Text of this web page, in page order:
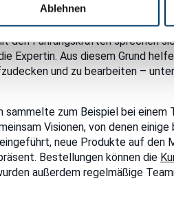
Ablehnen
Konflikte anzupacken?
Betriebe verschärfe,
den Führungskräften sprechen
Expertin. Aus diesem Grund
und zu bearbeiten –
sammelte zum Beispiel bei
Visionen, von denen
neue Produkte auf den
Bestellungen können die
außerdem regelmäßige